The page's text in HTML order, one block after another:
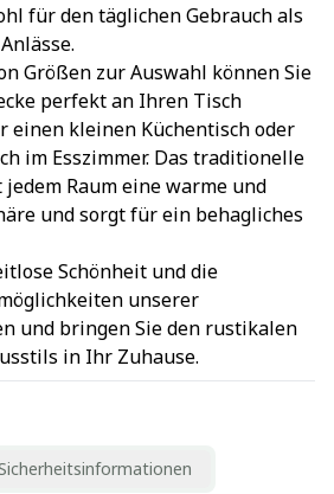
für den täglichen Gebrauch als
Größen zur Auswahl können Sie
perfekt an Ihren Tisch
einen kleinen Küchentisch oder
im Esszimmer. Das traditionelle
Raum eine warme und
und sorgt für ein behagliches
Schönheit und die
unserer
und bringen Sie den rustikalen
in Ihr Zuhause.